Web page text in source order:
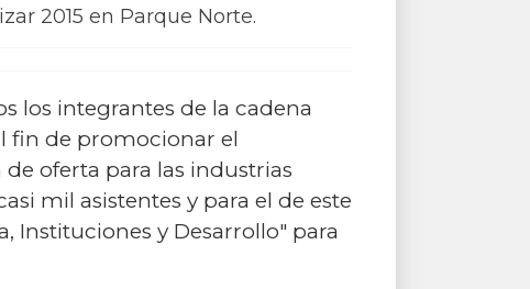
2015 en Parque Norte.
los integrantes de la cadena
fin de promocionar el
oferta para las industrias
mil asistentes y para el de este
Instituciones y Desarrollo" para